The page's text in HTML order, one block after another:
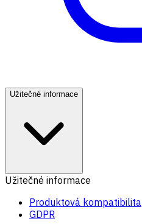
Užitečné informace
Užitečné informace
Produktová kompatibilita
GDPR